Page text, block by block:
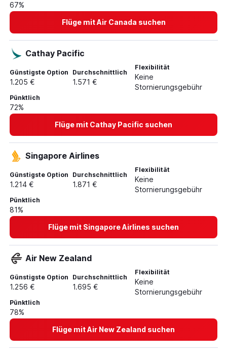
67%
Flüge mit Air Canada suchen
Cathay Pacific
Günstigste Option
1.205 €
Durchschnittlich
1.571 €
Flexibilität
Keine
Stornierungsgebühr
Pünktlich
72%
Flüge mit Cathay Pacific suchen
Singapore Airlines
Günstigste Option
1.214 €
Durchschnittlich
1.871 €
Flexibilität
Keine
Stornierungsgebühr
Pünktlich
81%
Flüge mit Singapore Airlines suchen
Air New Zealand
Günstigste Option
1.256 €
Durchschnittlich
1.695 €
Flexibilität
Keine
Stornierungsgebühr
Pünktlich
78%
Flüge mit Air New Zealand suchen